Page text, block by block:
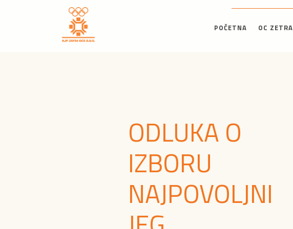
POČETNA OC ZETRA
ODLUKA O
IZBORU
NAJPOVOLJNI